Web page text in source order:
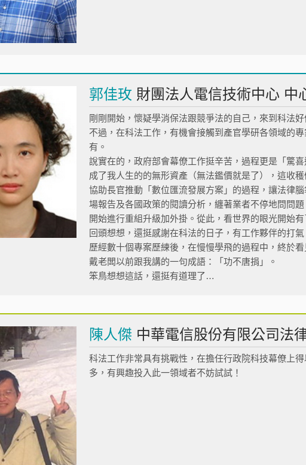
郭佳玫 財團法人電信技術中心 中
剛剛開始，懷疑學消保法跟競爭法的自己，來到科法好
不過，在科法工作，有機會接觸到產官學研各領域的
有。
說實在的，政府部會幕僚工作挺辛苦，過程更是「驚
成了我人生的的無形資產（無法鑑價就是了），這收穫
協助長官推動「數位匯流發展方案」的過程，讓法律
場報告及各國政策的閱讀分析，纏著業者不停地問問
開始進行重組升級加外掛。從此，看世界的眼光開始有
回頭想想，還挺感謝在科法的日子，有工作夥伴的打
歷經數十個專案歷練後，在慢慢學飛的過程中，終於
戴老闆以前跟我講的一句成語：「功不唐捐」。
笨鳥想想這話，還挺有道理了…
陳人傑 中華電信股份有限公司法
科法工作非常具有挑戰性，在擔任行政院科技幕僚上
多，有興趣投入此一領域者不妨試試！